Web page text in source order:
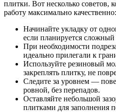
плитки. Вот несколько советов,
работу максимально качественно:
Начинайте укладку от
если планируется сложный
При необходимости
идеально прилегали к
Используйте резиновый
закреплять плитку, не
Следите за уровнем —
ровной, без перепадов.
Оставляйте небольшой
плитками для заполнения